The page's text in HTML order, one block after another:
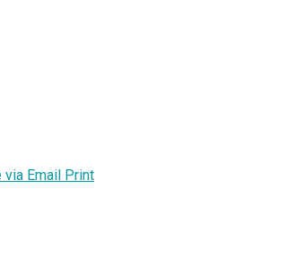
via Email Print